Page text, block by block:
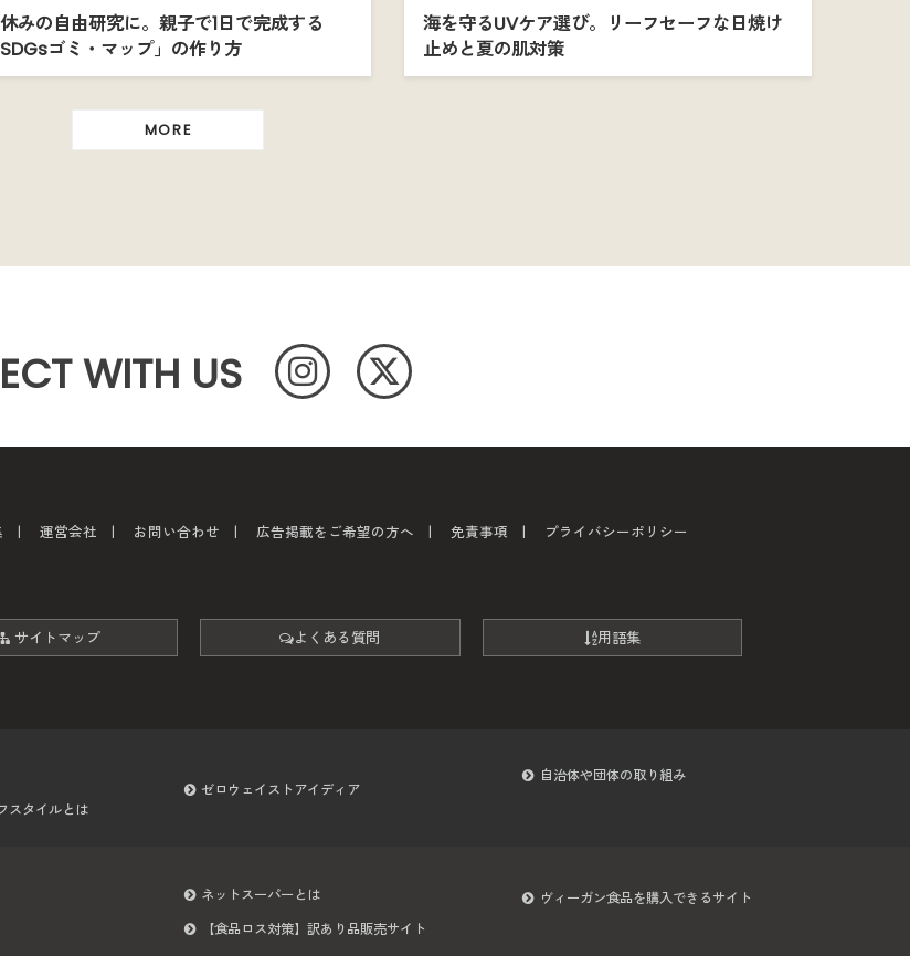
みの自由研究に。親子で1日で完成する
SDGsゴミ・マップ」の作り方
海を守るUVケア選び。リーフセーフな日焼け
止めと夏の肌対策
MORE
WITH US
運営会社 お問い合わせ 広告掲載をご希望の方へ 免責事項 プライバシーポリシー
サイトマップ よくある質問 用語集
スタイルとは
ゼロウェイストアイディア
自治体や団体の取り組み
ネットスーパーとは
【食品ロス対策】訳あり品販売サイト
ヴィーガン食品を購入できるサイト